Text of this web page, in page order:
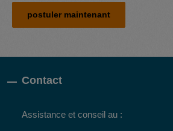
postuler maintenant
Contact
Assistance et conseil au :